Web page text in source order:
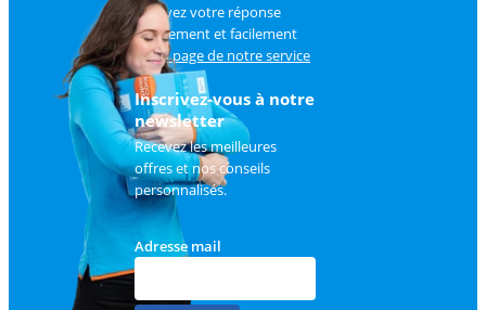
Trouvez votre réponse
rapidement et facilement
surla page de notre service
client.
Inscrivez-vous à notre
newsletter
Recevez les meilleures
offres et nos conseils
personnalisés.
Adresse mail